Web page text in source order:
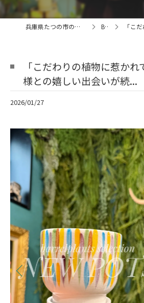
兵庫県たつの市の観葉植物ならbarrel plants BLOG 「こだわり
「こだわりの植物に惹か
様との嬉しい出会いが続...
2026/01/27